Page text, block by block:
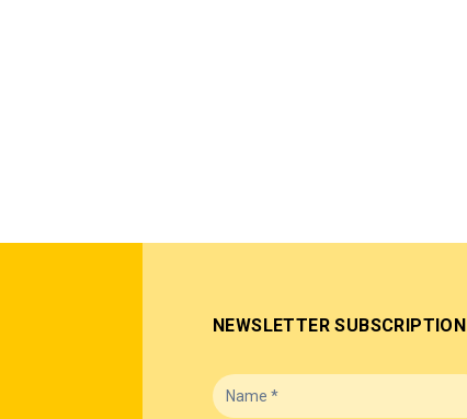
NEWSLETTER SUBSCRIPTION